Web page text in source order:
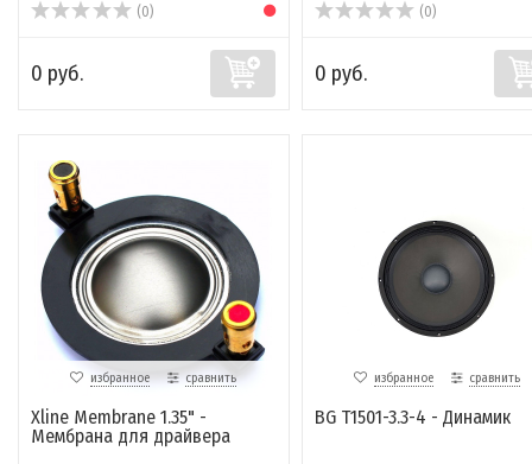
(0)
0 руб.
(0)
0 руб.
избранное сравнить
Xline Membrane 1.35" -
Мембрана для драйвера
избранное сравнить
BG T1501-3.3-4 - Динамик